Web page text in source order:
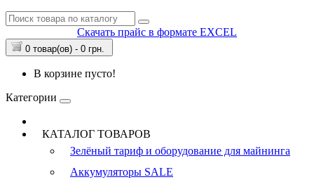
Скачать прайс в формате EXCEL
0 товар(ов) - 0 грн.
В корзине пусто!
Категории
КАТАЛОГ ТОВАРОВ
Зелёный тариф и оборудование для майнинга
Аккумуляторы SALE